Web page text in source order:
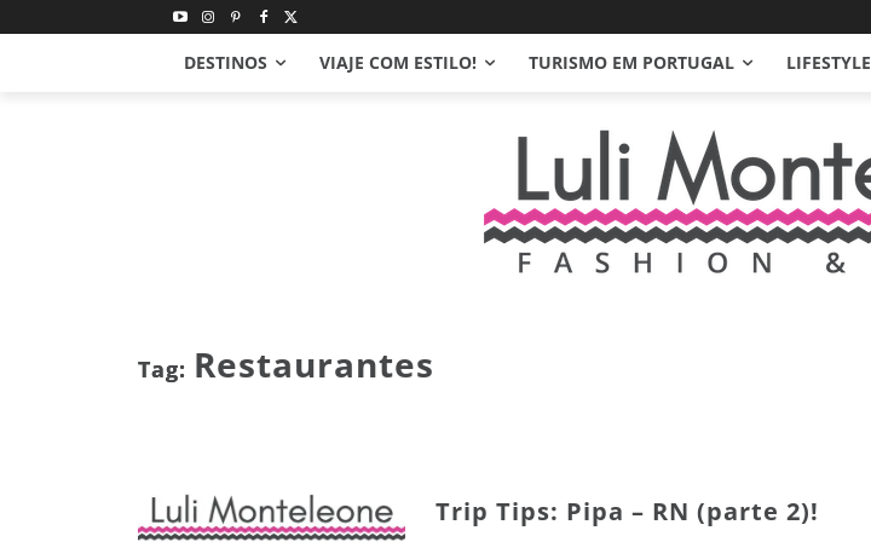
DESTINOS VIAJE COM ESTILO! TURISMO EM PORTUGAL LIFESTYLE
Tag: Restaurantes
Trip Tips: Pipa – RN (parte 2)!